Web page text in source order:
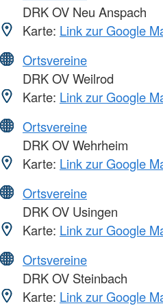
DRK OV Neu Anspach
Karte: Link zur Google
Ortsvereine
DRK OV Weilrod
Karte: Link zur Google
Ortsvereine
DRK OV Wehrheim
Karte: Link zur Google
Ortsvereine
DRK OV Usingen
Karte: Link zur Google
Ortsvereine
DRK OV Steinbach
Karte: Link zur Google